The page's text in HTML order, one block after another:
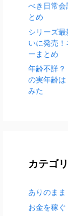
べき日常会
とめ
シリーズ
いに発売
ーまとめ
年齢不詳？
の実年齢
みた
カテゴ
ありのまま
お金を稼ぐ